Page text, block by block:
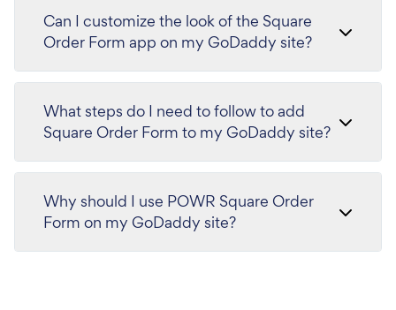
Can I customize the look of the Square
Order Form app on my GoDaddy site?
What steps do I need to follow to add
Square Order Form to my GoDaddy site?
Why should I use POWR Square Order
Form on my GoDaddy site?